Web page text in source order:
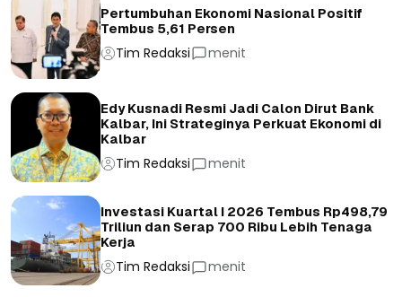
Pertumbuhan Ekonomi Nasional Positif
Tembus 5,61 Persen
Tim Redaksi menit
Edy Kusnadi Resmi Jadi Calon Dirut Bank
Kalbar, Ini Strateginya Perkuat Ekonomi di
Kalbar
Tim Redaksi menit
Investasi Kuartal I 2026 Tembus Rp498,79
Triliun dan Serap 700 Ribu Lebih Tenaga
Kerja
Tim Redaksi menit